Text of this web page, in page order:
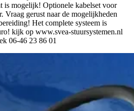
is mogelijk! Optionele kabelset voor
Vraag gerust naar de mogelijkheden
Het complete systeem is
kijk op www.svea-stuursystemen.nl
06-46 23 86 01